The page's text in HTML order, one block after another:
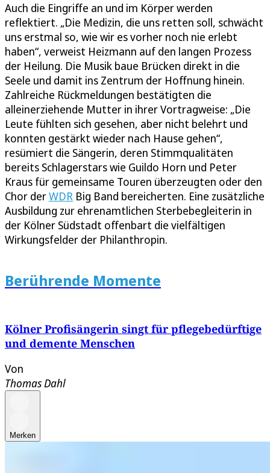
Auch die Eingriffe an und im Körper werden
reflektiert. „Die Medizin, die uns retten soll, schwächt
uns erstmal so, wie wir es vorher noch nie erlebt
haben“, verweist Heizmann auf den langen Prozess
der Heilung. Die Musik baue Brücken direkt in die
Seele und damit ins Zentrum der Hoffnung hinein.
Zahlreiche Rückmeldungen bestätigten die
alleinerziehende Mutter in ihrer Vortragweise: „Die
Leute fühlten sich gesehen, aber nicht belehrt und
konnten gestärkt wieder nach Hause gehen“,
resümiert die Sängerin, deren Stimmqualitäten
bereits Schlagerstars wie Guildo Horn und Peter
Kraus für gemeinsame Touren überzeugten oder den
Chor derWDR Big Band bereicherten. Eine zusätzliche
Ausbildung zur ehrenamtlichen Sterbebegleiterin in
der Kölner Südstadt offenbart die vielfältigen
Wirkungsfelder der Philanthropin.
Berührende Momente
Kölner Profisängerin singt für pflegebedürftige
und demente Menschen
Von
Thomas Dahl
Merken